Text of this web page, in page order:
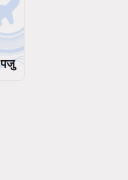
पजु